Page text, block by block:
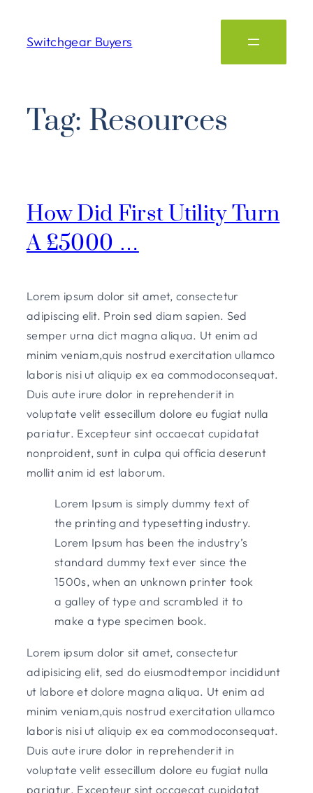
Switchgear Buyers
Tag: Resources
How Did First Utility Turn
A £5000 …
Lorem ipsum dolor sit amet, consectetur
adipiscing elit. Proin sed diam sapien. Sed
semper urna dict magna aliqua. Ut enim ad
minim veniam,quis nostrud exercitation ullamco
laboris nisi ut aliquip ex ea commodoconsequat.
Duis aute irure dolor in reprehenderit in
voluptate velit essecillum dolore eu fugiat nulla
pariatur. Excepteur sint occaecat cupidatat
nonproident, sunt in culpa qui officia deserunt
mollit anim id est laborum.
Lorem Ipsum is simply dummy text of
the printing and typesetting industry.
Lorem Ipsum has been the industry’s
standard dummy text ever since the
1500s, when an unknown printer took
a galley of type and scrambled it to
make a type specimen book.
Lorem ipsum dolor sit amet, consectetur
adipisicing elit, sed do eiusmodtempor incididunt
ut labore et dolore magna aliqua. Ut enim ad
minim veniam,quis nostrud exercitation ullamco
laboris nisi ut aliquip ex ea commodoconsequat.
Duis aute irure dolor in reprehenderit in
voluptate velit essecillum dolore eu fugiat nulla
pariatur. Excepteur sint occaecat cupidatat